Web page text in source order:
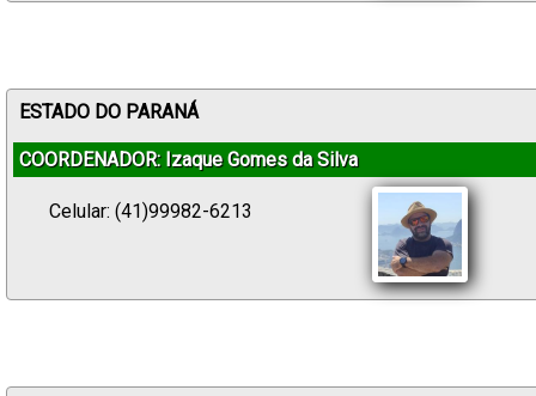
ESTADO DO PARANÁ
COORDENADOR: Izaque Gomes da Silva
Celular: (41)99982-6213